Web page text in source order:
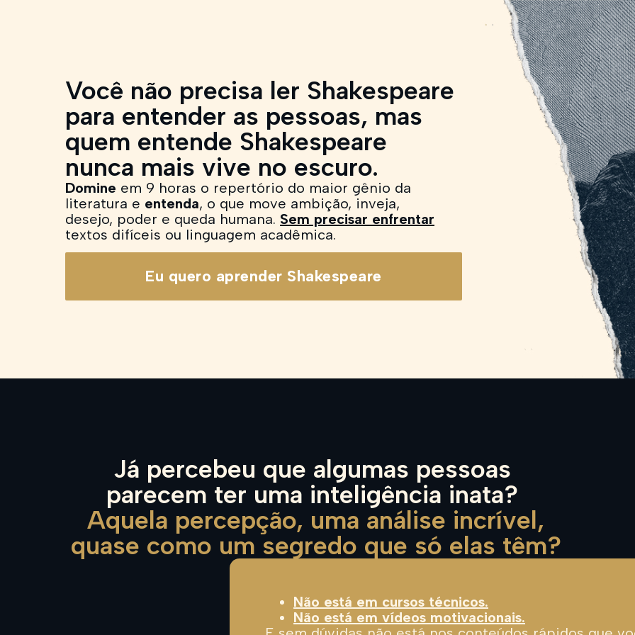
Você não precisa ler Shakespeare
para entender as pessoas, mas
quem entende Shakespeare
nunca mais vive no escuro.
Domine em 9 horas o repertório do maior gênio da
literatura e entenda, o que move ambição, inveja,
desejo, poder e queda humana. Sem precisar enfrentar
textos difíceis ou linguagem acadêmica.
Eu quero aprender Shakespeare
Já percebeu que algumas pessoas
parecem ter uma inteligência inata?
Aquela percepção, uma análise incrível,
quase como um segredo que só elas têm?
Não está em cursos técnicos.
Não está em vídeos motivacionais.